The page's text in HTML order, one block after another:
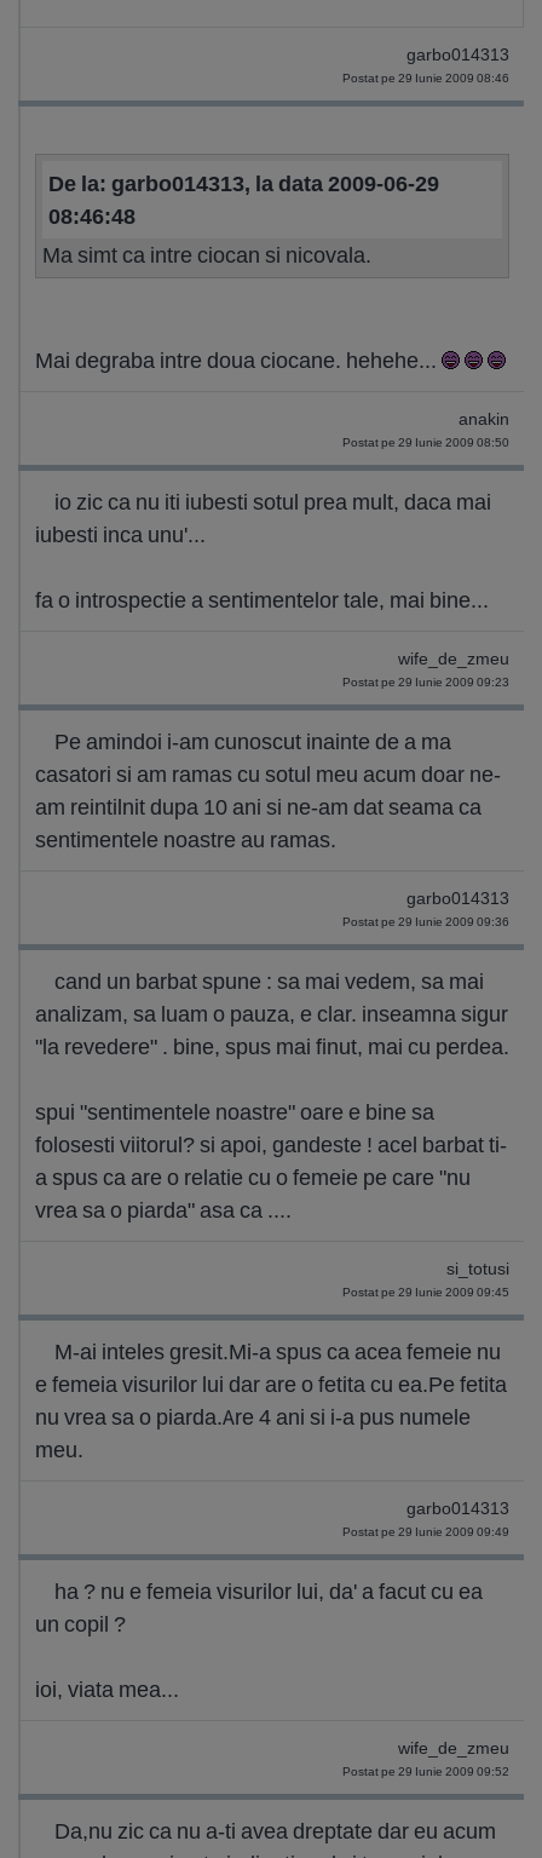
garbo014313
Postat pe 29 Iunie 2009 08:46
De la: garbo014313, la data 2009-06-29
08:46:48
Ma simt ca intre ciocan si nicovala.
Mai degraba intre doua ciocane. hehehe...
anakin
Postat pe 29 Iunie 2009 08:50
io zic ca nu iti iubesti sotul prea mult, daca mai
iubesti inca unu'...
fa o introspectie a sentimentelor tale, mai bine...
wife_de_zmeu
Postat pe 29 Iunie 2009 09:23
Pe amindoi i-am cunoscut inainte de a ma
casatori si am ramas cu sotul meu acum doar ne-
am reintilnit dupa 10 ani si ne-am dat seama ca
sentimentele noastre au ramas.
garbo014313
Postat pe 29 Iunie 2009 09:36
cand un barbat spune : sa mai vedem, sa mai
analizam, sa luam o pauza, e clar. inseamna sigur
"la revedere" . bine, spus mai finut, mai cu perdea.
spui "sentimentele noastre" oare e bine sa
folosesti viitorul? si apoi, gandeste ! acel barbat ti-
a spus ca are o relatie cu o femeie pe care "nu
vrea sa o piarda" asa ca ....
si_totusi
Postat pe 29 Iunie 2009 09:45
M-ai inteles gresit.Mi-a spus ca acea femeie nu
e femeia visurilor lui dar are o fetita cu ea.Pe fetita
nu vrea sa o piarda.Are 4 ani si i-a pus numele
meu.
garbo014313
Postat pe 29 Iunie 2009 09:49
ha ? nu e femeia visurilor lui, da' a facut cu ea
un copil ?
ioi, viata mea...
wife_de_zmeu
Postat pe 29 Iunie 2009 09:52
Da,nu zic ca nu a-ti avea dreptate dar eu acum